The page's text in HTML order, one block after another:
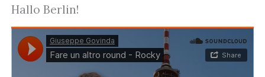
Hallo Berlin!